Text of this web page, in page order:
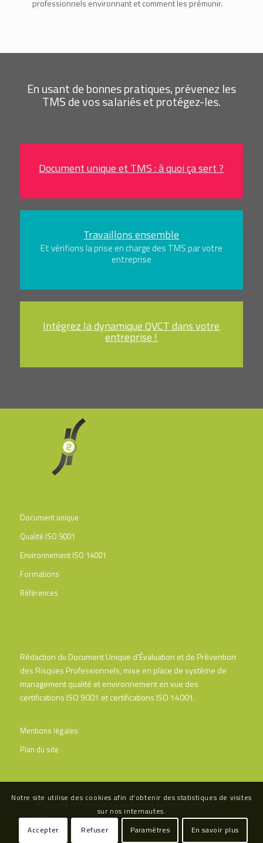
professionnels environnant et comment les prémunir.
En usant de bonnes pratiques, prévenez les
TMS de vos salariés et protégez-les.
Document unique et TMS : à quoi ça sert ?
Travaillons ensemble
Et vérifions la prise en charge des TMS par votre
entreprise
Intégrez la dynamique QVCT dans votre
entreprise !
Document unique
Qualité ISO 9001
Environnement ISO 14001
Formations
Références
Rédaction du Document Unique d’Évaluation et de Prévention
des Risques Professionnels, mise en place de système de
management qualité et environnement en vue des
certifications ISO 9001 et certifications ISO 14001.
Mentions légales
Plan du site
© Copyright - J2F consultant | Conception et réalisation : Le Plus Du
Web
Notre site utilise des cookies afin d'obtenir des statistiques de visites
sur nos internautes.
Accepter
Refuser Paramètres En savoir plus